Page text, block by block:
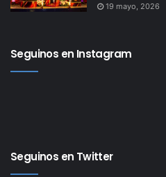
19 mayo, 2026
Seguinos en Instagram
Seguinos en Twitter